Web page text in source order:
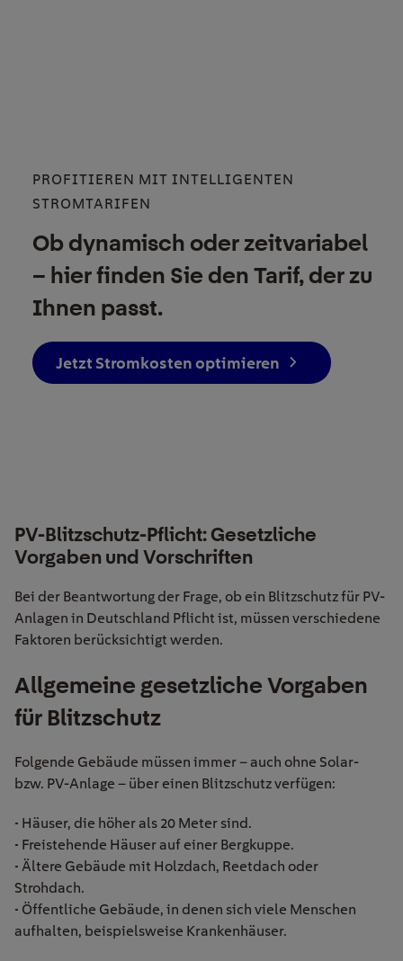
PROFITIEREN MIT INTELLIGENTEN
STROMTARIFEN
Ob dynamisch oder zeitvariabel
– hier finden Sie den Tarif, der zu
Ihnen passt.
Jetzt Stromkosten optimieren
PV-Blitzschutz-Pflicht: Gesetzliche
Vorgaben und Vorschriften
Bei der Beantwortung der Frage, ob ein Blitzschutz für PV-
Anlagen in Deutschland Pflicht ist, müssen verschiedene
Faktoren berücksichtigt werden.
Allgemeine gesetzliche Vorgaben
für Blitzschutz
Folgende Gebäude müssen immer – auch ohne Solar-
bzw. PV-Anlage – über einen Blitzschutz verfügen:
• Häuser, die höher als 20 Meter sind.
• Freistehende Häuser auf einer Bergkuppe.
• Ältere Gebäude mit Holzdach, Reetdach oder
Strohdach.
• Öffentliche Gebäude, in denen sich viele Menschen
aufhalten, beispielsweise Krankenhäuser.